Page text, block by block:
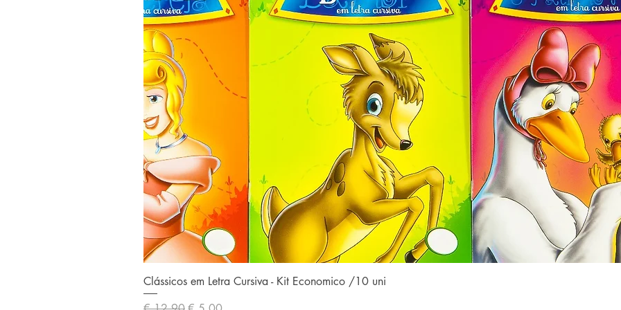
Clássicos em Letra Cursiva - Kit Economico /10 uni